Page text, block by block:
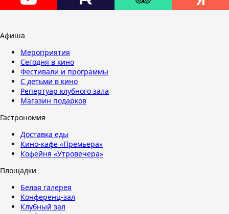
Афиша
Мероприятия
Сегодня в кино
Фестивали и программы
С детьми в кино
Репертуар клубного зала
Магазин подарков
Гастрономия
Доставка еды
Кино-кафе «Премьера»
Кофейня «Утровечера»
Площадки
Белая галерея
Конференц-зал
Клубный зал